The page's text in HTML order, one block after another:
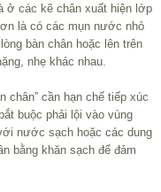
ở các kẽ chân xuất hiện lớp
là có các mụn nước nhỏ
bàn chân hoặc lên trên
nhẹ khác nhau.
chân” cần hạn chế tiếp xúc
buộc phải lội vào vùng
nước sạch hoặc các dung
bằng khăn sạch để đảm